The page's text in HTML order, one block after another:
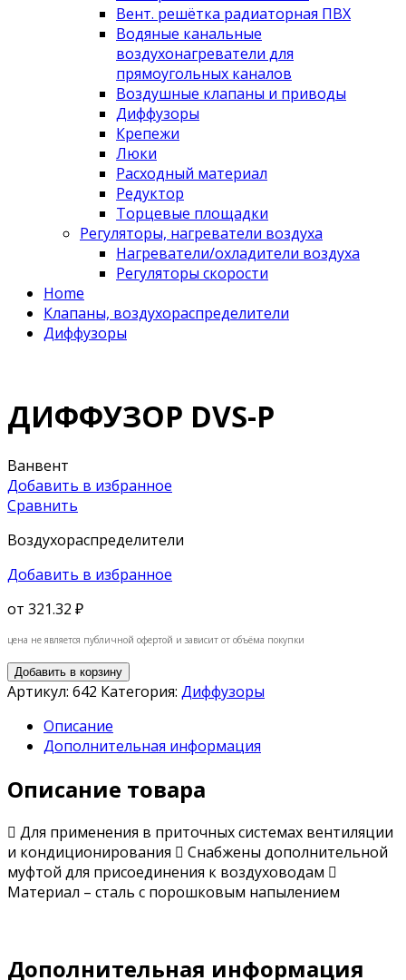
Вент. решётка радиаторная ПВХ
Водяные канальные
воздухонагреватели для
прямоугольных каналов
Воздушные клапаны и приводы
Диффузоры
Крепежи
Люки
Расходный материал
Редуктор
Торцевые площадки
Регуляторы, нагреватели воздуха
Нагреватели/охладители воздуха
Регуляторы скорости
Home
Клапаны, воздухораспределители
Диффузоры
ДИФФУЗОР DVS-P
Ванвент
Добавить в избранное
Сравнить
Воздухораспределители
Добавить в избранное
от 321.32 ₽
цена не является публичной офертой и зависит от объёма покупки
Добавить в корзину
Артикул: 642 Категория: Диффузоры
Описание
Дополнительная информация
Описание товара
 Для применения в приточных системах вентиляции
и кондиционирования  Снабжены дополнительной
муфтой для присоединения к воздуховодам 
Материал – сталь с порошковым напылением
Дополнительная информация